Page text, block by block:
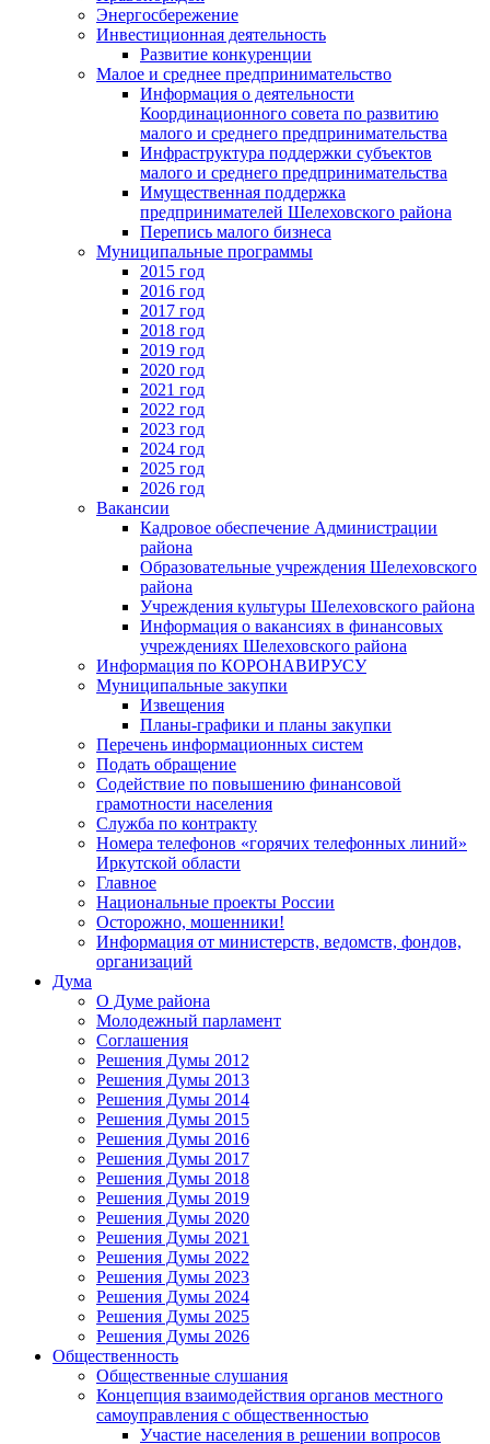
Энергосбережение
Инвестиционная деятельность
Развитие конкуренции
Малое и среднее предпринимательство
Информация о деятельности
Координационного совета по развитию
малого и среднего предпринимательства
Инфраструктура поддержки субъектов
малого и среднего предпринимательства
Имущественная поддержка
предпринимателей Шелеховского района
Перепись малого бизнеса
Муниципальные программы
2015 год
2016 год
2017 год
2018 год
2019 год
2020 год
2021 год
2022 год
2023 год
2024 год
2025 год
2026 год
Вакансии
Кадровое обеспечение Администрации
района
Образовательные учреждения Шелеховского
района
Учреждения культуры Шелеховского района
Информация о вакансиях в финансовых
учреждениях Шелеховского района
Информация по КОРОНАВИРУСУ
Муниципальные закупки
Извещения
Планы-графики и планы закупки
Перечень информационных систем
Подать обращение
Содействие по повышению финансовой
грамотности населения
Служба по контракту
Номера телефонов «горячих телефонных линий»
Иркутской области
Главное
Национальные проекты России
Осторожно, мошенники!
Информация от министерств, ведомств, фондов,
организаций
Дума
О Думе района
Молодежный парламент
Соглашения
Решения Думы 2012
Решения Думы 2013
Решения Думы 2014
Решения Думы 2015
Решения Думы 2016
Решения Думы 2017
Решения Думы 2018
Решения Думы 2019
Решения Думы 2020
Решения Думы 2021
Решения Думы 2022
Решения Думы 2023
Решения Думы 2024
Решения Думы 2025
Решения Думы 2026
Общественность
Общественные слушания
Концепция взаимодействия органов местного
самоуправления с общественностью
Участие населения в решении вопросов